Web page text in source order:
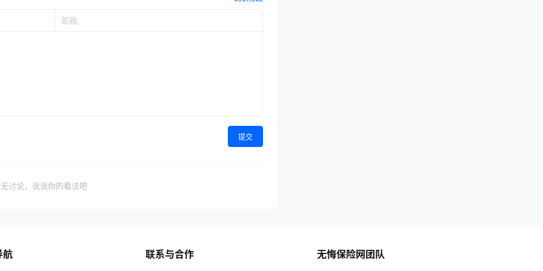
提交
讨论，说说你的看法吧
航 联系与合作 无悔保险网团队